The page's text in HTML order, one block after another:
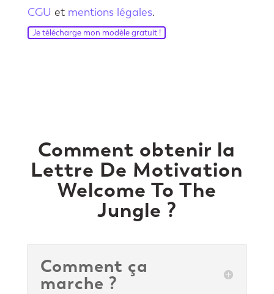
CGU et mentions légales.
Je télécharge mon modèle gratuit !
Comment obtenir la
Lettre De Motivation
Welcome To The
Jungle ?
Comment ça
marche ?